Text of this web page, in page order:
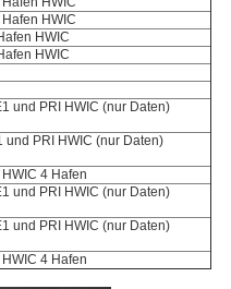
HWIC
HWIC
HWIC
und PRI HWIC (nur Daten)
und PRI HWIC (nur Daten)
4 Hafen
und PRI HWIC (nur Daten)
und PRI HWIC (nur Daten)
4 Hafen